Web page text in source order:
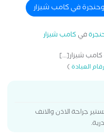
عملية الجيوب الأنفية
الغدة الدرقية عملية
الصوت عملية ترقيع
في كامب شيزار
في كامب شيزار
شيزار[...]
العيادة)
جراحة الاذن والانف